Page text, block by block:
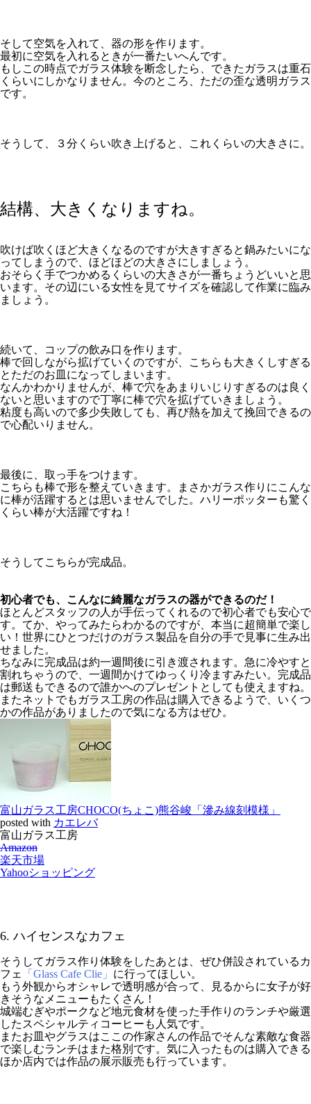
そして空気を入れて、器の形を作ります。
最初に空気を入れるときが一番たいへんです。
もしこの時点でガラス体験を断念したら、できたガラスは重石
くらいにしかなりません。今のところ、ただの歪な透明ガラス
です。
そうして、３分くらい吹き上げると、これくらいの大きさに。
結構、大きくなりますね。
吹けば吹くほど大きくなるのですが大きすぎると鍋みたいにな
ってしまうので、ほどほどの大きさにしましょう。
おそらく手でつかめるくらいの大きさが一番ちょうどいいと思
います。その辺にいる女性を見てサイズを確認して作業に臨み
ましょう。
続いて、コップの飲み口を作ります。
棒で回しながら拡げていくのですが、こちらも大きくしすぎる
とただのお皿になってしまいます。
なんかわかりませんが、棒で穴をあまりいじりすぎるのは良く
ないと思いますので丁寧に棒で穴を拡げていきましょう。
粘度も高いので多少失敗しても、再び熱を加えて挽回できるの
で心配いりません。
最後に、取っ手をつけます。
こちらも棒で形を整えていきます。まさかガラス作りにこんな
に棒が活躍するとは思いませんでした。ハリーポッターも驚く
くらい棒が大活躍ですね！
そうしてこちらが完成品。
初心者でも、こんなに綺麗なガラスの器ができるのだ！
ほとんどスタッフの人が手伝ってくれるので初心者でも安心で
す。てか、やってみたらわかるのですが、本当に超簡単で楽し
い！世界にひとつだけのガラス製品を自分の手で見事に生み出
せました。
ちなみに完成品は約一週間後に引き渡されます。急に冷やすと
割れちゃうので、一週間かけてゆっくり冷ますみたい。完成品
は郵送もできるので誰かへのプレゼントとしても使えますね。
またネットでもガラス工房の作品は購入できるようで、いくつ
かの作品がありましたので気になる方はぜひ。
富山ガラス工房CHOCO(ちょこ)熊谷峻「滲み線刻模様」
posted with カエレバ
富山ガラス工房
Amazon
楽天市場
Yahooショッピング
6. ハイセンスなカフェ
そうしてガラス作り体験をしたあとは、ぜひ併設されているカ
フェ
「Glass Cafe Clie」 に行ってほしい。
もう外観からオシャレで透明感が合って、見るからに女子が好
きそうなメニューもたくさん！
城端むぎやポークなど地元食材を使った手作りのランチや厳選
したスペシャルティコーヒーも人気です。
またお皿やグラスはここの作家さんの作品でそんな素敵な食器
で楽しむランチはまた格別です。気に入ったものは購入できる
ほか店内では作品の展示販売も行っています。